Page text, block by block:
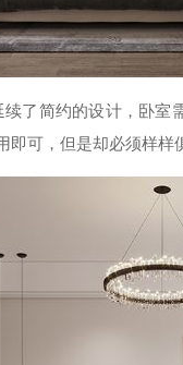
了简约的设计，卧
可，但是却必须样样